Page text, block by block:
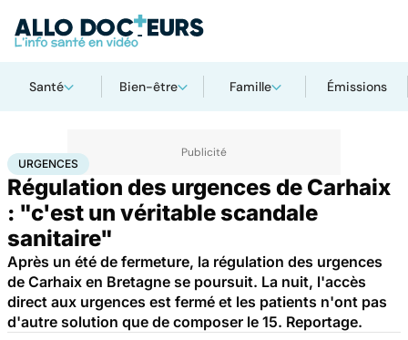
Santé Bien-être Famille Émissions
AccueilSanté Société Santé publiqueUrgences
URGENCES
Régulation des urgences de Carhaix
: "c'est un véritable scandale
sanitaire"
Après un été de fermeture, la régulation des urgences
de Carhaix en Bretagne se poursuit. La nuit, l'accès
direct aux urgences est fermé et les patients n'ont pas
d'autre solution que de composer le 15. Reportage.